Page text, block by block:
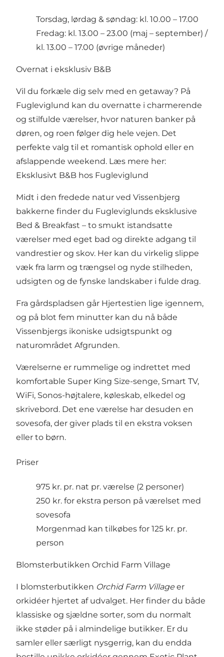
Torsdag, lørdag & søndag: kl. 10.00 – 17.00
Fredag: kl. 13.00 – 23.00 (maj – september) /
kl. 13.00 – 17.00 (øvrige måneder)
Overnat i eksklusiv B&B
Vil du forkæle dig selv med en getaway? På
Fugleviglund kan du overnatte i charmerende
og stilfulde værelser, hvor naturen banker på
døren, og roen følger dig hele vejen. Det
perfekte valg til et romantisk ophold eller en
afslappende weekend. Læs mere her:
Eksklusivt B&B hos Fugleviglund
Midt i den fredede natur ved Vissenbjerg
bakkerne finder du Fugleviglunds eksklusive
Bed & Breakfast – to smukt istandsatte
værelser med eget bad og direkte adgang til
vandrestier og skov. Her kan du virkelig slippe
væk fra larm og trængsel og nyde stilheden,
udsigten og de fynske landskaber i fulde drag.
Fra gårdspladsen går Hjertestien lige igennem,
og på blot fem minutter kan du nå både
Vissenbjergs ikoniske udsigtspunkt og
naturområdet Afgrunden.
Værelserne er rummelige og indrettet med
komfortable Super King Size-senge, Smart TV,
WiFi, Sonos-højtalere, køleskab, elkedel og
skrivebord. Det ene værelse har desuden en
sovesofa, der giver plads til en ekstra voksen
eller to børn.
Priser
975 kr. pr. nat pr. værelse (2 personer)
250 kr. for ekstra person på værelset med
sovesofa
Morgenmad kan tilkøbes for 125 kr. pr.
person
Blomsterbutikken Orchid Farm Village
I blomsterbutikken Orchid Farm Village er
orkidéer hjertet af udvalget. Her finder du både
klassiske og sjældne sorter, som du normalt
ikke støder på i almindelige butikker. Er du
samler eller særligt nysgerrig, kan du endda